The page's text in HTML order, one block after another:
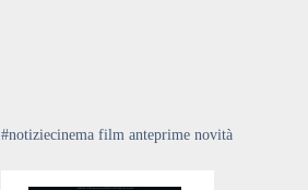
#notiziecinema film anteprime novità